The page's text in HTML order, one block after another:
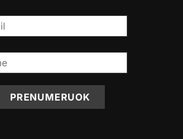
PRENUMERUOK